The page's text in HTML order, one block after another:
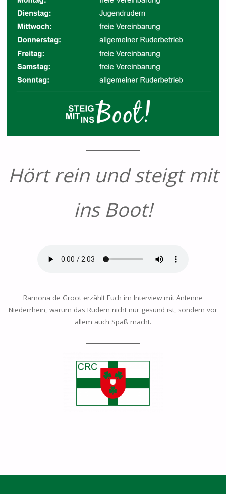
Hört rein und steigt mit
ins Boot!
Ramona de Groot erzählt Euch im Interview mit Antenne
Niederrhein, warum das Rudern nicht nur gesund ist, sondern vor
allem auch Spaß macht.